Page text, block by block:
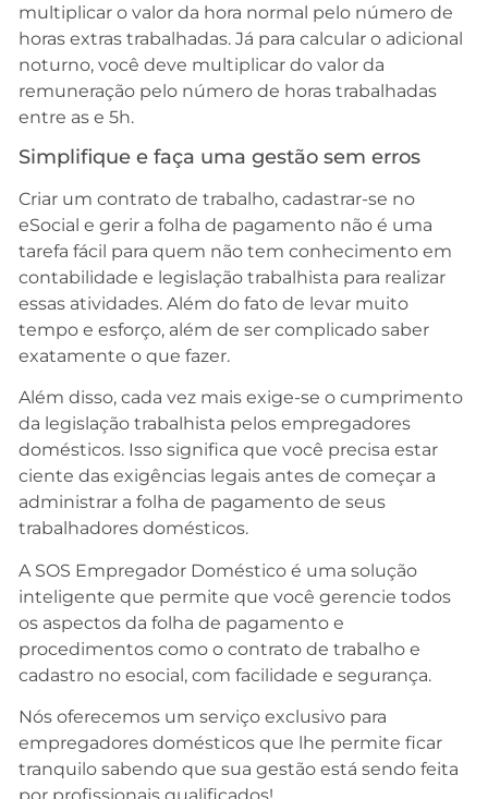
multiplicar o valor da hora normal pelo número de
horas extras trabalhadas. Já para calcular o adicional
noturno, você deve multiplicar do valor da
remuneração pelo número de horas trabalhadas
entre as e 5h.
Simplifique e faça uma gestão sem erros
Criar um contrato de trabalho, cadastrar-se no
eSocial e gerir a folha de pagamento não é uma
tarefa fácil para quem não tem conhecimento em
contabilidade e legislação trabalhista para realizar
essas atividades. Além do fato de levar muito
tempo e esforço, além de ser complicado saber
exatamente o que fazer.
Além disso, cada vez mais exige-se o cumprimento
da legislação trabalhista pelos empregadores
domésticos. Isso significa que você precisa estar
ciente das exigências legais antes de começar a
administrar a folha de pagamento de seus
trabalhadores domésticos.
A SOS Empregador Doméstico é uma solução
inteligente que permite que você gerencie todos
os aspectos da folha de pagamento e
procedimentos como o contrato de trabalho e
cadastro no esocial, com facilidade e segurança.
Nós oferecemos um serviço exclusivo para
empregadores domésticos que lhe permite ficar
tranquilo sabendo que sua gestão está sendo feita